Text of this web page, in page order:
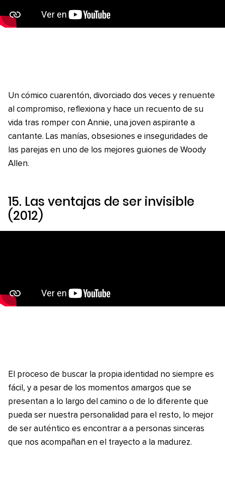
Un cómico cuarentón, divorciado dos veces y renuente
al compromiso, reflexiona y hace un recuento de su
vida tras romper con Annie, una joven aspirante a
cantante. Las manías, obsesiones e inseguridades de
las parejas en uno de los mejores guiones de Woody
Allen.
15. Las ventajas de ser invisible
(2012)
El proceso de buscar la propia identidad no siempre es
fácil, y a pesar de los momentos amargos que se
presentan a lo largo del camino o de lo diferente que
pueda ser nuestra personalidad para el resto, lo mejor
de ser auténtico es encontrar a a personas sinceras
que nos acompañan en el trayecto a la madurez.